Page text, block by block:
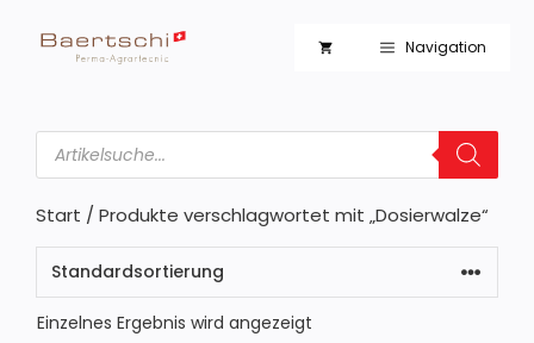
Inhalt
Navigation
Products
search
Start / Produkte verschlagwortet mit „Dosierwalze“
Einzelnes Ergebnis wird angezeigt